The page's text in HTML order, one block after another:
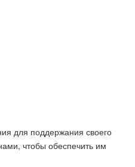
для поддержания своего
чтобы обеспечить им